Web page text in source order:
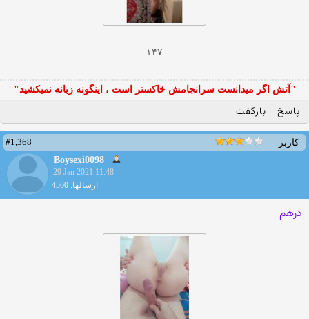
۱۴۷
"آتش اگر ميدانست سرانجامش خاكستر است ، اينگونه زبانه نميكشيد"
پاسخ بازگفت
کاربر
#1,368
Boysexi0098
29 Jan 2021 11:48
ارسالها: 4560
درهم